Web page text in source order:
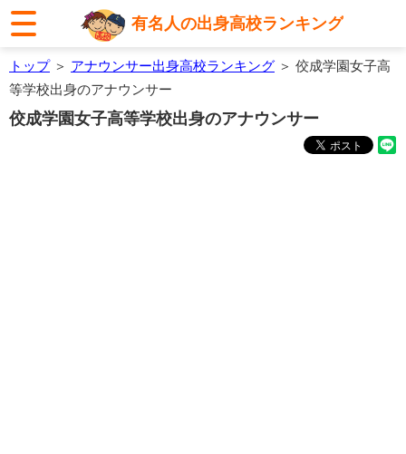
有名人の出身高校ランキング
トップ＞ アナウンサー出身高校ランキング ＞ 佼成学園女子高
等学校出身のアナウンサー
佼成学園女子高等学校出身のアナウンサー